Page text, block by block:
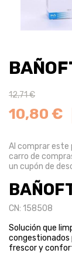
12,71 €
10,80 €
Al comprar
carro de
un cupón de
CN: 158508
Solución que
congestionados
frescor y